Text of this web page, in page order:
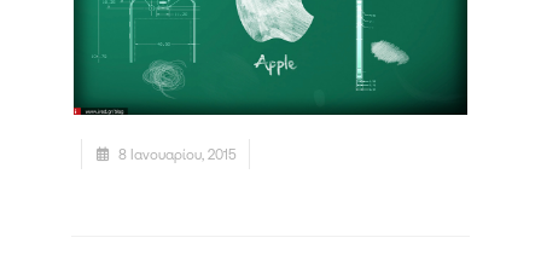
8 Ιανουαρίου, 2015